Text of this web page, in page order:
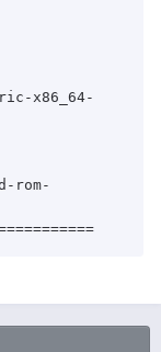
x86_64-
rom-